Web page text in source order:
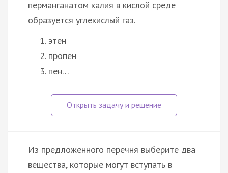
перманганатом калия в кислой среде
образуется углекислый газ.
этен
пропен
пен…
Из предложенного перечня выберите два
вещества, которые могут вступать в